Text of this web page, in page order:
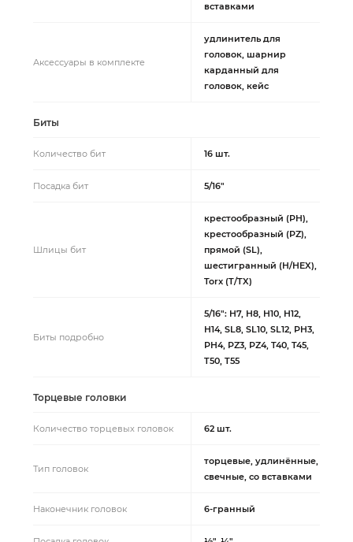
вставками
Аксессуары в комплекте
удлинитель для
головок, шарнир
карданный для
головок, кейс
Биты
Количество бит 16 шт.
Посадка бит 5/16"
Шлицы бит
крестообразный (PH),
крестообразный (PZ),
прямой (SL),
шестигранный (H/HEX),
Torx (T/TX)
Биты подробно
5/16": H7, H8, H10, H12,
H14, SL8, SL10, SL12, PH3,
PH4, PZ3, PZ4, T40, T45,
T50, T55
Торцевые головки
Количество торцевых головок 62 шт.
Тип головок
торцевые, удлинённые,
свечные, со вставками
Наконечник головок 6-гранный